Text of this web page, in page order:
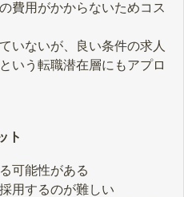
費用がかからないためコス
いないが、良い条件の求人
いう転職潜在層にもアプロ
ト
可能性がある
用するのが難しい